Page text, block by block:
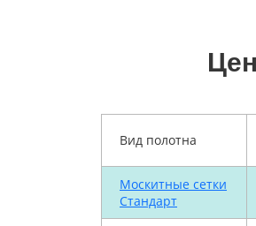
Вид полотна
Москитные сетки
Стандарт